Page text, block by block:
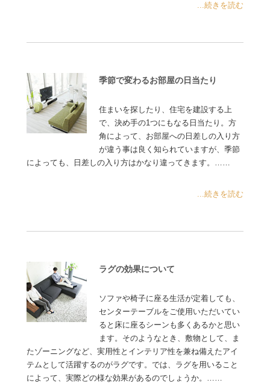
...続きを読む
季節で変わるお部屋の日当たり
住まいを探したり、住宅を建設する上
で、決め手の1つにもなる日当たり。方
角によって、お部屋への日差しの入り方
が違う事は良く知られていますが、季節
によっても、日差しの入り方はかなり違ってきます。……
...続きを読む
ラグの効果について
ソファや椅子に座る生活が定着しても、
センターテーブルをご使用いただいてい
ると床に座るシーンも多くあるかと思い
ます。そのようなとき、敷物として、ま
たゾーニングなど、実用性とインテリア性を兼ね備えたアイ
テムとして活躍するのがラグです。では、ラグを用いること
によって、実際どの様な効果があるのでしょうか。……